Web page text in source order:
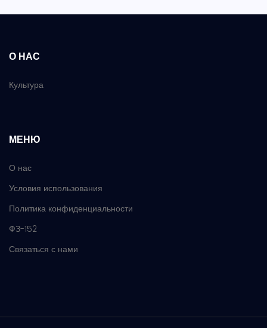
О НАС
Культура
МЕНЮ
О нас
Условия использования
Политика конфиденциальности
ФЗ-152
Связаться с нами